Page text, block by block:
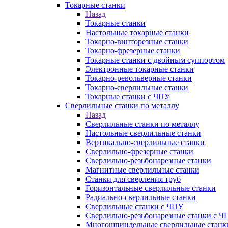
Токарные станки
Назад
Токарные станки
Настольные токарные станки
Токарно-винторезные станки
Токарно-фрезерные станки
Токарные станки с двойным суппортом
Электронные токарные станки
Токарно-револьверные станки
Токарно-сверлильные станки
Токарные станки с ЧПУ
Сверлильные станки по металлу
Назад
Сверлильные станки по металлу
Настольные сверлильные станки
Вертикально-сверлильные станки
Сверлильно-фрезерные станки
Сверлильно-резьбонарезные станки
Магнитные сверлильные станки
Станки для сверления труб
Горизонтальные сверлильные станки
Радиально-сверлильные станки
Сверлильные станки с ЧПУ
Сверлильно-резьбонарезные станки с
Многошпиндельные сверлильные